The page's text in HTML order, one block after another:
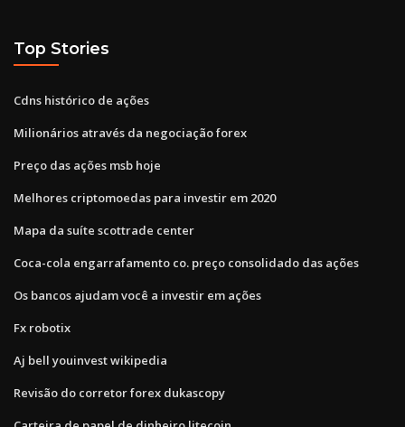
Top Stories
Cdns histórico de ações
Milionários através da negociação forex
Preço das ações msb hoje
Melhores criptomoedas para investir em 2020
Mapa da suíte scottrade center
Coca-cola engarrafamento co. preço consolidado das ações
Os bancos ajudam você a investir em ações
Fx robotix
Aj bell youinvest wikipedia
Revisão do corretor forex dukascopy